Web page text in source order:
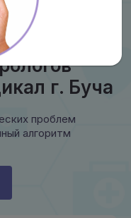
г. Буча
проблем
алгоритм